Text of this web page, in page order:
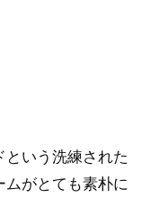
という洗練された
ムがとても素朴に